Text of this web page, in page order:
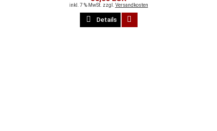
inkl. 7 % MwSt. zzgl. Versandkosten
Details